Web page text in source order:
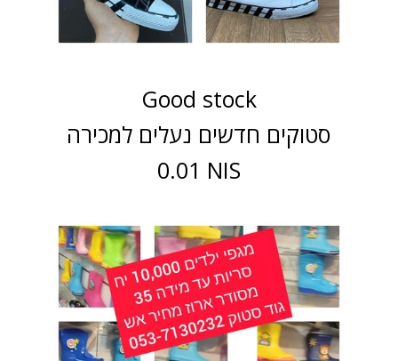
Good stock
סטוקים חדשים נעלים למכירה
0.01 NIS